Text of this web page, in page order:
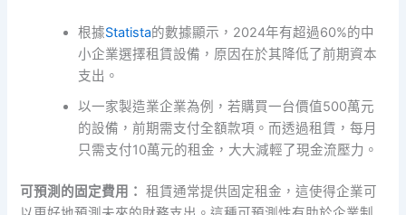
根據Statista的數據顯示，2024年有超過60%的中
小企業選擇租賃設備，原因在於其降低了前期資本
支出。
以一家製造業企業為例，若購買一台價值500萬元
的設備，前期需支付全額款項。而透過租賃，每月
只需支付10萬元的租金，大大減輕了現金流壓力。
可預測的固定費用： 租賃通常提供固定租金，這使得企業可